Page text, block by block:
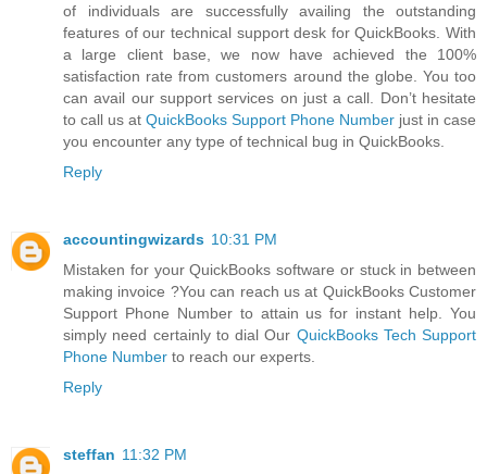
of individuals are successfully availing the outstanding
features of our technical support desk for QuickBooks. With
a large client base, we now have achieved the 100%
satisfaction rate from customers around the globe. You too
can avail our support services on just a call. Don’t hesitate
to call us at QuickBooks Support Phone Number just in case
you encounter any type of technical bug in QuickBooks.
Reply
accountingwizards 10:31 PM
Mistaken for your QuickBooks software or stuck in between
making invoice ?You can reach us at QuickBooks Customer
Support Phone Number to attain us for instant help. You
simply need certainly to dial Our QuickBooks Tech Support
Phone Number to reach our experts.
Reply
steffan 11:32 PM